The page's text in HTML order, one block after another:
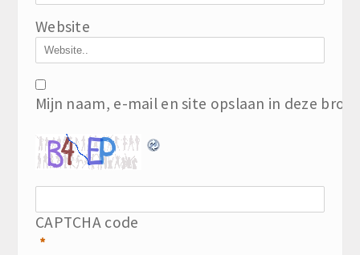
Website
Mijn naam, e-mail en site opslaan in deze
CAPTCHA code
*